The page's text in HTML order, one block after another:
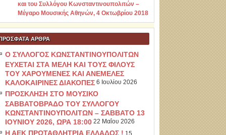
και του Συλλόγου Κωνσταντινουπολιτών –
Μέγαρο Μουσικής Αθηνών, 4 Οκτωβρίου 2018
ΆΡΘΡΑ
Ο ΣΥΛΛΟΓΟΣ ΚΩΝΣΤΑΝΤΙΝΟΥΠΟΛΙΤΩΝ
ΕΥΧΕΤΑΙ ΣΤΑ ΜΕΛΗ ΚΑΙ ΤΟΥΣ ΦΙΛΟΥΣ
ΤΟΥ ΧΑΡΟΥΜΕΝΕΣ ΚΑΙ ΑΝΕΜΕΛΕΣ
ΚΑΛΟΚΑΙΡΙΝΕΣ ΔΙΑΚΟΠΕΣ 6 Ιουλίου 2026
ΠΡΟΣΚΛΗΣΗ ΣΤΟ ΜΟΥΣΙΚΟ
ΣΑΒΒΑΤΟΒΡΑΔΟ ΤΟΥ ΣΥΛΛΟΓΟΥ
ΚΩΝΣΤΑΝΤΙΝΟΥΠΟΛΙΤΩΝ – ΣΑΒΒΑΤΟ 13
ΙΟΥΝΙΟΥ 2026, ΩΡΑ 18:00 22 Μαΐου 2026
Η ΑΕΚ ΠΡΩΤΑΘΛΗΤΡΙΑ ΕΛΛΑΔΟΣ !